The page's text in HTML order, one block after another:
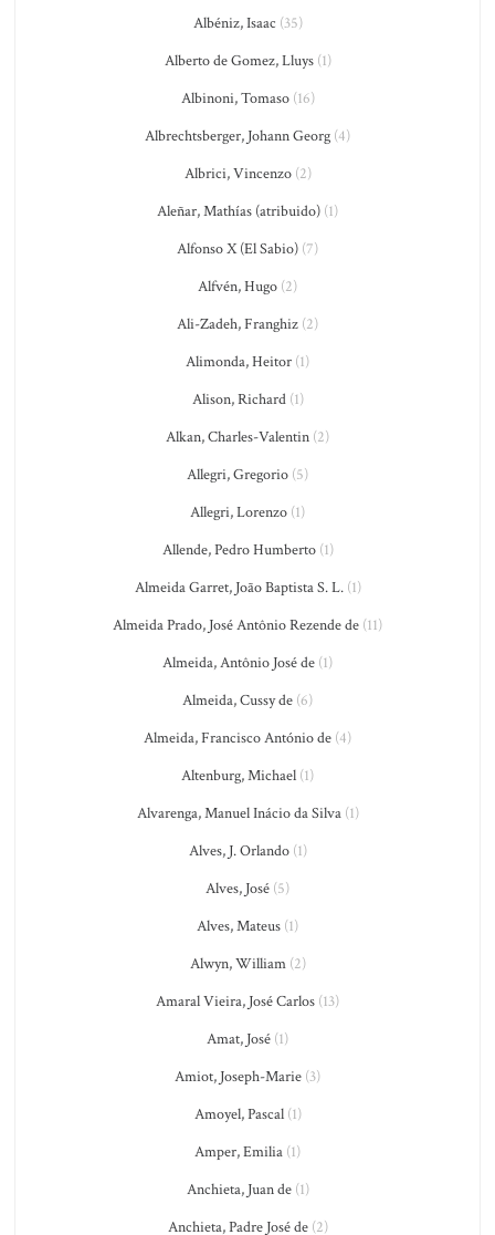
Albéniz, Isaac (35)
Alberto de Gomez, Lluys(1)
Albinoni, Tomaso(16)
Albrechtsberger, Johann Georg (4)
Albrici, Vincenzo(2)
Aleñar, Mathías (atribuido) (1)
Alfonso X (El Sabio) (7)
Alfvén, Hugo (2)
Ali-Zadeh, Franghiz (2)
Alimonda, Heitor (1)
Alison, Richard(1)
Alkan, Charles-Valentin (2)
Allegri, Gregorio (5)
Allegri, Lorenzo (1)
Allende, Pedro Humberto(1)
Almeida Garret, João Baptista S. L.(1)
Almeida Prado, José Antônio Rezende de (11)
Almeida, Antônio José de (1)
Almeida, Cussy de (6)
Almeida, Francisco António de (4)
Altenburg, Michael (1)
Alvarenga, Manuel Inácio da Silva(1)
Alves, J. Orlando(1)
Alves, José (5)
Alves, Mateus (1)
Alwyn, William(2)
Amaral Vieira, José Carlos (13)
Amat, José (1)
Amiot, Joseph-Marie (3)
Amoyel, Pascal(1)
Amper, Emilia (1)
Anchieta, Juan de(1)
Anchieta, Padre José de(2)